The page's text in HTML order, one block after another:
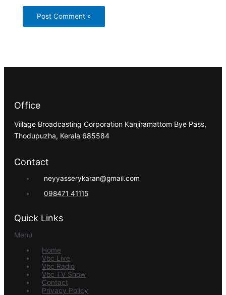
Office
Village Broadcasting Corporation Kanjiramattom Bye Pass,
Thodupuzha, Kerala 685584
Contact
neyyasserykaran@gmail.com
098471 41115
Quick Links
Menu
Home
Vbc Live
Vbc Radio
Vbc TV Show
Contact
Privacy Policy